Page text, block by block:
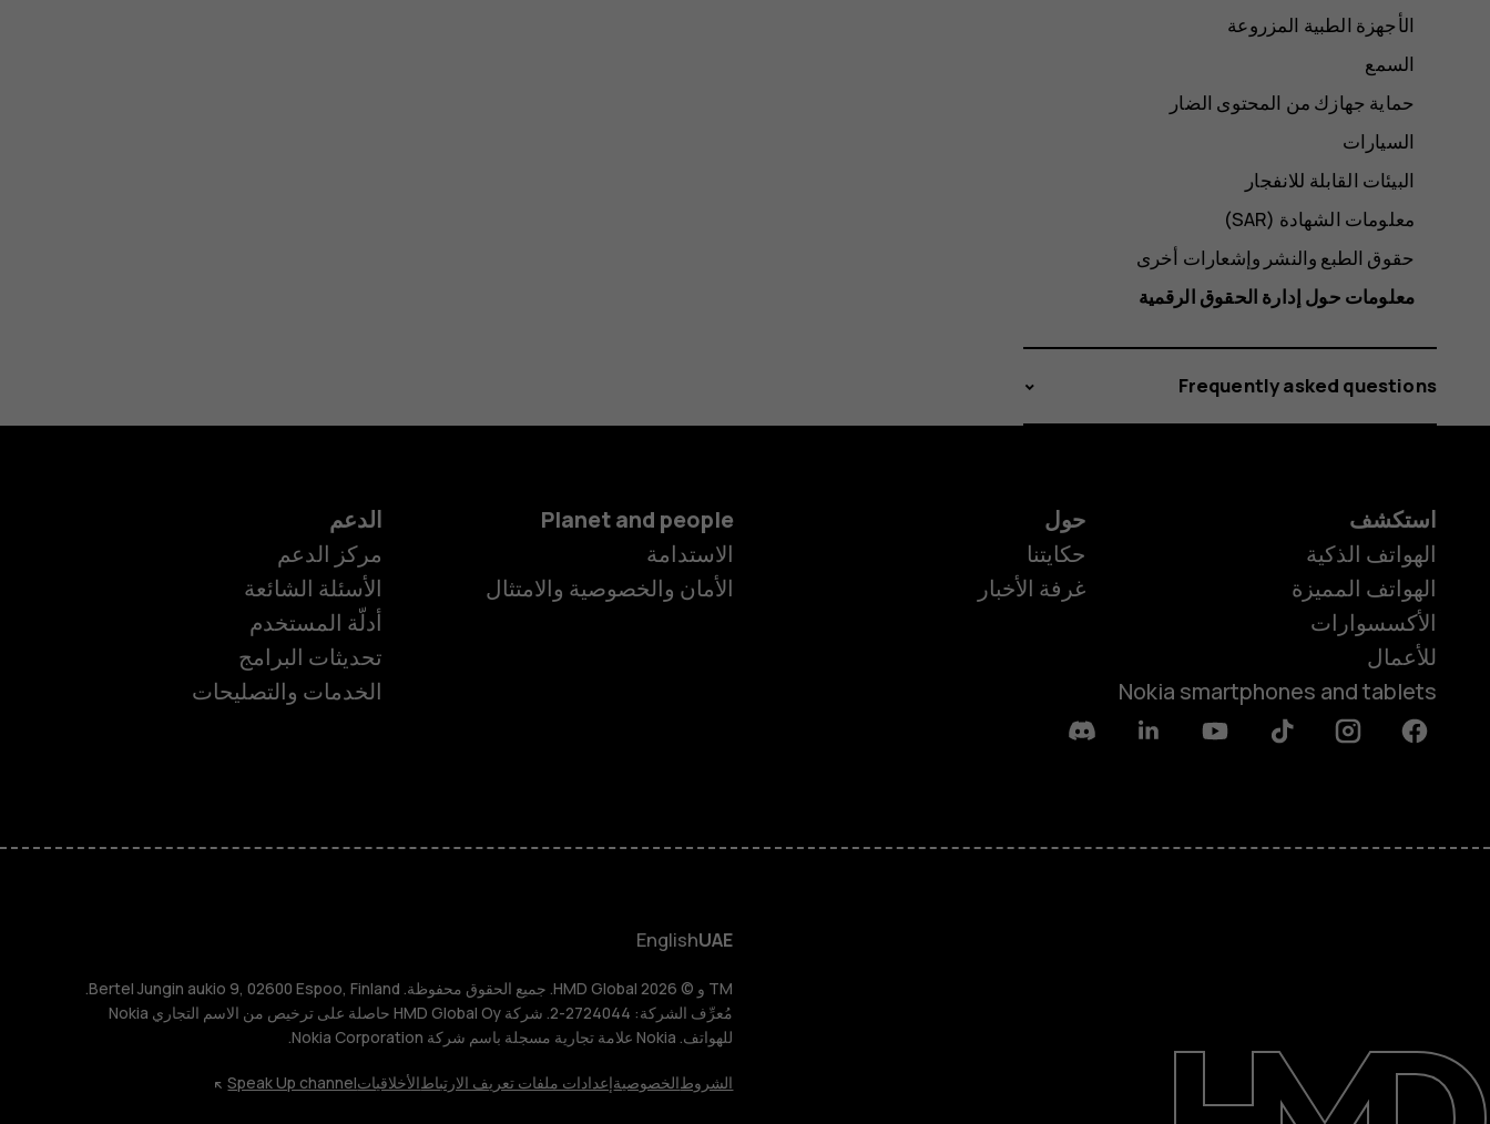
الهواتف الذكية
HMD Terra M
HMD DUB
HMD Watch
للأعمال
الدعم
English
الأجهزة الطبية المزروعة
السمع
حماية جهازك من المحتوى الضار
السيارات
البيئات القابلة للانفجار
معلومات الشهادة (SAR‏)
حقوق الطبع والنشر وإشعارات أخرى
معلومات حول إدارة الحقوق الرقمية
Frequently asked questions
استكشف
الهواتف الذكية
الهواتف المميزة
الأكسسوارات
للأعمال
Nokia smartphones and tablets
حول
حكايتنا
غرفة الأخبار
Planet and people
الاستدامة
الأمان والخصوصية والامتثال
الدعم
مركز الدعم
الأسئلة الشائعة
أدلّة المستخدم
تحديثات البرامج
الخدمات والتصليحات
Facebook
Instagram
Tiktok
Youtube
Linkedin
Discord
UAE
English
TM و © 2026 HMD Global. جميع الحقوق محفوظة. Bertel Jungin aukio 9, 02600 Espoo, Finland.
مُعرِّف الشركة: 2724044-2. شركة HMD Global Oy حاصلة على ترخيص من الاسم التجاري Nokia
للهواتف. Nokia علامة تجارية مسجلة باسم شركة Nokia Corporation.
الشروطالخصوصيةإعدادات ملفات تعريف الارتباطالأخلاقياتSpeak Up channel